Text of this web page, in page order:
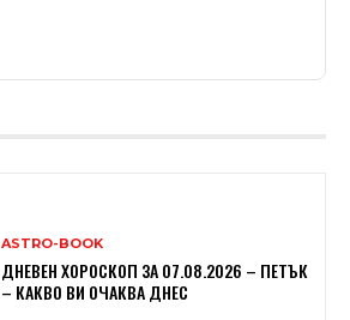
ASTRO-BOOK
ДНЕВЕН ХОРОСКОП ЗА 07.08.2026 – ПЕТЪК
– КАКВО ВИ ОЧАКВА ДНЕС